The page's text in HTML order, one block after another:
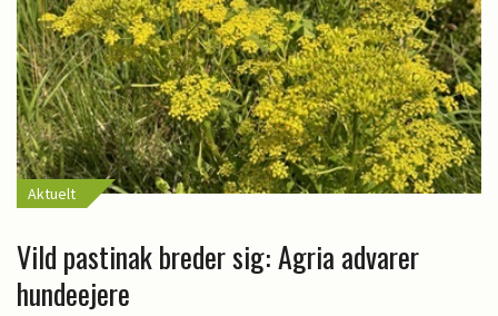
Aktuelt
Vild pastinak breder sig: Agria advarer
hundeejere